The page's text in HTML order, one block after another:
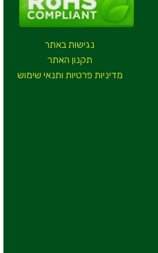
נגישות באתר
תקנון האתר
מדיניות פרטיות ותנאי שימוש